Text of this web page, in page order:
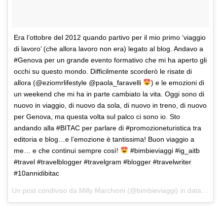
Era l’ottobre del 2012 quando partivo per il mio primo ‘viaggio
di lavoro’ (che allora lavoro non era) legato al blog. Andavo a
#Genova per un grande evento formativo che mi ha aperto gli
occhi su questo mondo. Difficilmente scorderò le risate di
allora (@eziomrlifestyle @paola_faravelli
) e le emozioni di
un weekend che mi ha in parte cambiato la vita. Oggi sono di
nuovo in viaggio, di nuovo da sola, di nuovo in treno, di nuovo
per Genova, ma questa volta sul palco ci sono io. Sto
andando alla #BITAC per parlare di #promozioneturistica tra
editoria e blog…e l’emozione è tantissima! Buon viaggio a
me… e che continui sempre così!
#bimbieviaggi #ig_aitb
#travel #travelblogger #travelgram #blogger #travelwriter
#10annidibitac